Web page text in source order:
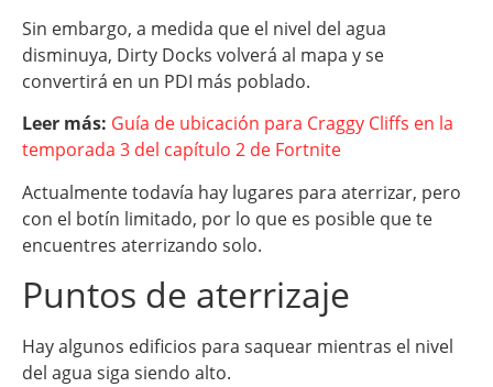
Sin embargo, a medida que el nivel del agua
disminuya, Dirty Docks volverá al mapa y se
convertirá en un PDI más poblado.
Leer más: Guía de ubicación para Craggy Cliffs en la
temporada 3 del capítulo 2 de Fortnite
Actualmente todavía hay lugares para aterrizar, pero
con el botín limitado, por lo que es posible que te
encuentres aterrizando solo.
Puntos de aterrizaje
Hay algunos edificios para saquear mientras el nivel
del agua siga siendo alto.